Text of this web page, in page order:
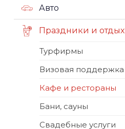
Авто
Праздники и отдых
Турфирмы
Визовая поддержка
Кафе и рестораны
Бани, сауны
Свадебные услуги